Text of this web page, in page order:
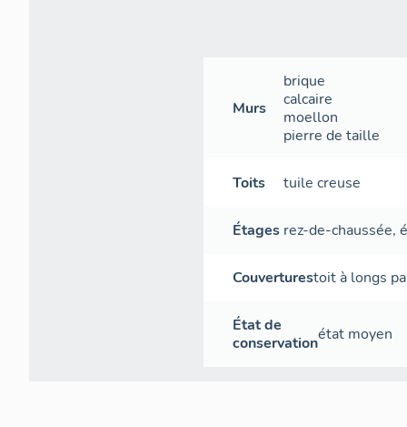
Murs
brique
calcaire
moellon
pierre de taille
Toits tuile creuse
Étages rez-de-chaussée,
Couverturestoit à longs
État de
conservationétat moyen